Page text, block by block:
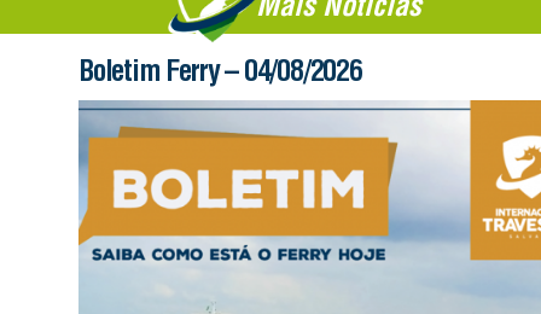
Boletim Ferry – 04/08/2026